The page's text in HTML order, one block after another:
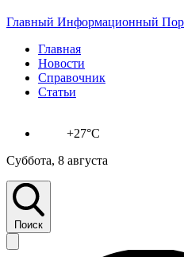
Главный Информационный
Главная
Новости
Справочник
Статьи
+27°C
Суббота, 8 августа
Поиск